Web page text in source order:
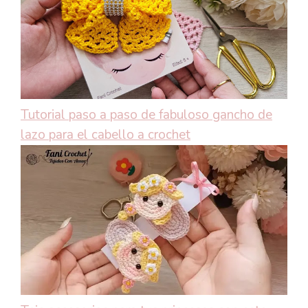
Tutorial paso a paso de fabuloso gancho de
lazo para el cabello a crochet